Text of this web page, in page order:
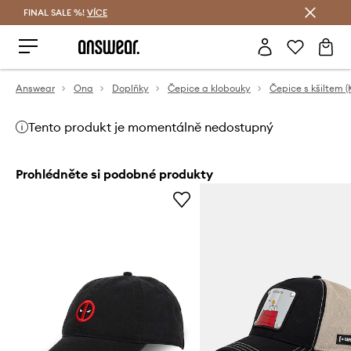
FINAL SALE %! VÍCE
Answear Ona Doplňky Čepice a klobouky Čepice s kšiltem
Tento produkt je momentálně nedostupný
Prohlédněte si podobné produkty